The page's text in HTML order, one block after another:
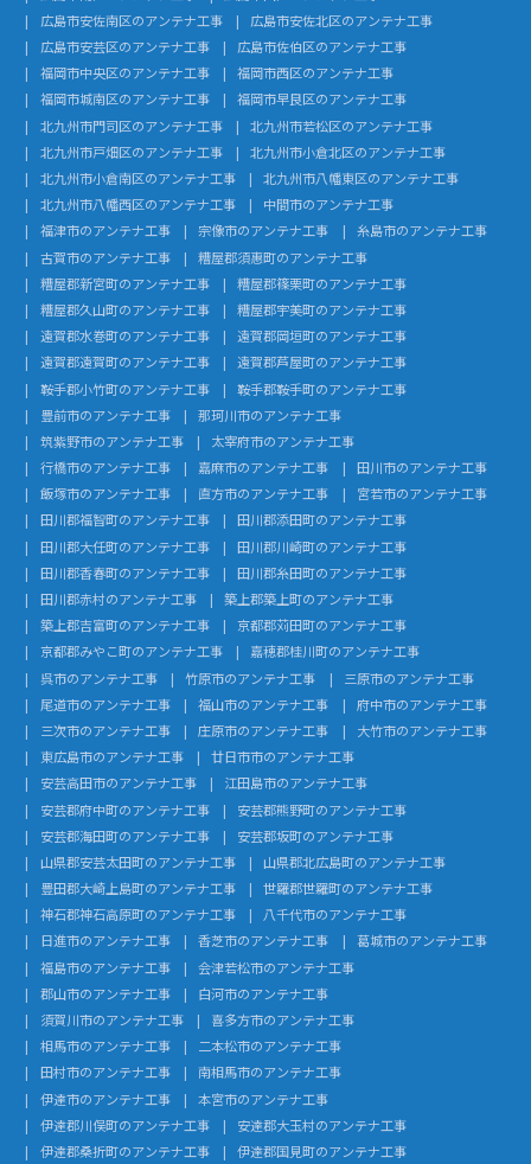
広島市安佐南区のアンテナ工事
広島市安佐北区のアンテナ工事
広島市安芸区のアンテナ工事
広島市佐伯区のアンテナ工事
福岡市中央区のアンテナ工事
福岡市西区のアンテナ工事
福岡市城南区のアンテナ工事
福岡市早良区のアンテナ工事
北九州市門司区のアンテナ工事
北九州市若松区のアンテナ工事
北九州市戸畑区のアンテナ工事
北九州市小倉北区のアンテナ工事
北九州市小倉南区のアンテナ工事
北九州市八幡東区のアンテナ工事
北九州市八幡西区のアンテナ工事
中間市のアンテナ工事
福津市のアンテナ工事
宗像市のアンテナ工事
糸島市のアンテナ工事
古賀市のアンテナ工事
糟屋郡須惠町のアンテナ工事
糟屋郡新宮町のアンテナ工事
糟屋郡篠栗町のアンテナ工事
糟屋郡久山町のアンテナ工事
糟屋郡宇美町のアンテナ工事
遠賀郡水巻町のアンテナ工事
遠賀郡岡垣町のアンテナ工事
遠賀郡遠賀町のアンテナ工事
遠賀郡芦屋町のアンテナ工事
鞍手郡小竹町のアンテナ工事
鞍手郡鞍手町のアンテナ工事
豊前市のアンテナ工事
那珂川市のアンテナ工事
筑紫野市のアンテナ工事
太宰府市のアンテナ工事
行橋市のアンテナ工事
嘉麻市のアンテナ工事
田川市のアンテナ工事
飯塚市のアンテナ工事
直方市のアンテナ工事
宮若市のアンテナ工事
田川郡福智町のアンテナ工事
田川郡添田町のアンテナ工事
田川郡大任町のアンテナ工事
田川郡川崎町のアンテナ工事
田川郡香春町のアンテナ工事
田川郡糸田町のアンテナ工事
田川郡赤村のアンテナ工事
築上郡築上町のアンテナ工事
築上郡吉富町のアンテナ工事
京都郡苅田町のアンテナ工事
京都郡みやこ町のアンテナ工事
嘉穂郡桂川町のアンテナ工事
呉市のアンテナ工事
竹原市のアンテナ工事
三原市のアンテナ工事
尾道市のアンテナ工事
福山市のアンテナ工事
府中市のアンテナ工事
三次市のアンテナ工事
庄原市のアンテナ工事
大竹市のアンテナ工事
東広島市のアンテナ工事
廿日市市のアンテナ工事
安芸高田市のアンテナ工事
江田島市のアンテナ工事
安芸郡府中町のアンテナ工事
安芸郡熊野町のアンテナ工事
安芸郡海田町のアンテナ工事
安芸郡坂町のアンテナ工事
山県郡安芸太田町のアンテナ工事
山県郡北広島町のアンテナ工事
豊田郡大崎上島町のアンテナ工事
世羅郡世羅町のアンテナ工事
神石郡神石高原町のアンテナ工事
八千代市のアンテナ工事
日進市のアンテナ工事
香芝市のアンテナ工事
葛城市のアンテナ工事
福島市のアンテナ工事
会津若松市のアンテナ工事
郡山市のアンテナ工事
白河市のアンテナ工事
須賀川市のアンテナ工事
喜多方市のアンテナ工事
相馬市のアンテナ工事
二本松市のアンテナ工事
田村市のアンテナ工事
南相馬市のアンテナ工事
伊達市のアンテナ工事
本宮市のアンテナ工事
伊達郡川俣町のアンテナ工事
安達郡大玉村のアンテナ工事
伊達郡桑折町のアンテナ工事
伊達郡国見町のアンテナ工事